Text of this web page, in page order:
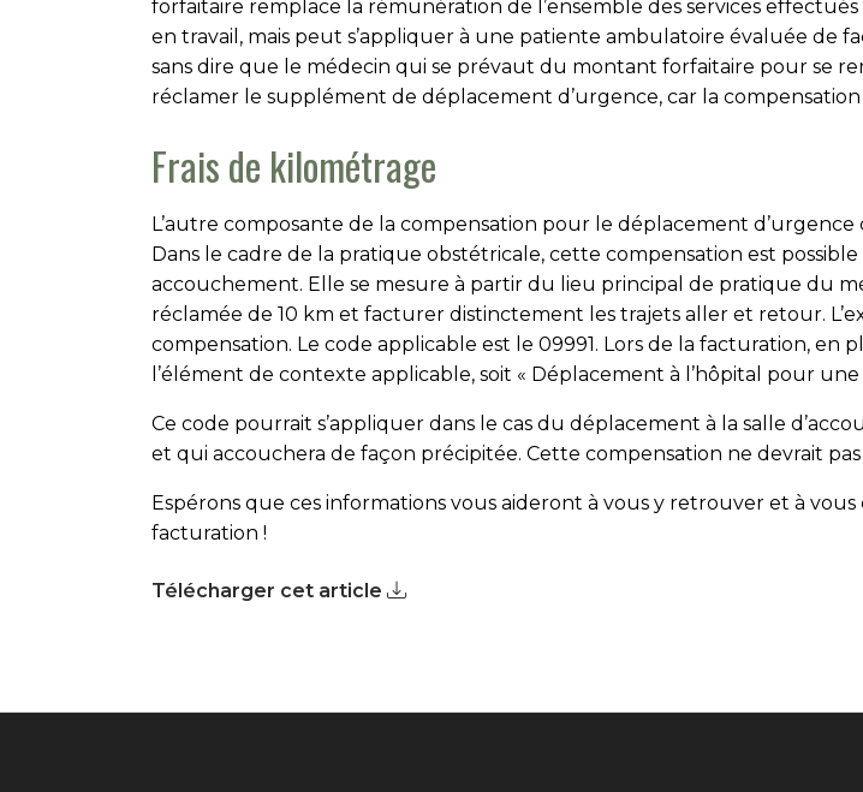
forfaitaire remplace la rémunération de l’ensemble des services
en travail, mais peut s’appliquer à une patiente ambulatoire évaluée de
sans dire que le médecin qui se prévaut du montant forfaitaire pour se
réclamer le supplément de déplacement d’urgence, car la
Frais de kilométrage
L’autre composante de la compensation pour le déplacement
Dans le cadre de la pratique obstétricale, cette compensation est
accouchement. Elle se mesure à partir du lieu principal de pratique du
réclamée de 10 km et facturer distinctement les trajets aller et retour.
compensation. Le code applicable est le 09991. Lors de la facturation, en
l’élément de contexte applicable, soit « Déplacement à l’hôpital pour
Ce code pourrait s’appliquer dans le cas du déplacement à la salle
et qui accouchera de façon précipitée. Cette compensation ne devrait
Espérons que ces informations vous aideront à vous y retrouver et à
facturation !
Télécharger cet article